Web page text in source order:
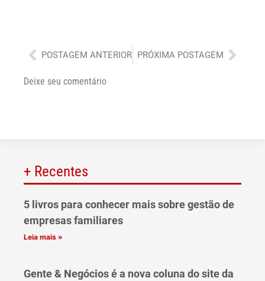
Anterior
POSTAGEM ANTERIOR PRÓXIMA POSTAGEM
Deixe seu comentário
+ Recentes
5 livros para conhecer mais sobre gestão de
empresas familiares
Leia mais »
Gente & Negócios é a nova coluna do site da